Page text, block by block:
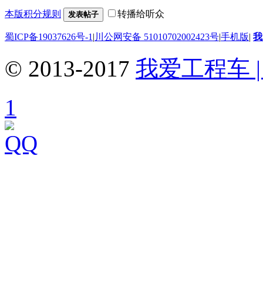
本版积分规则 发表帖子 转播给听众
蜀ICP备19037626号-1 | 川公网安备 51010702002423号|手机版|
© 2013-2017 我爱工程车
1